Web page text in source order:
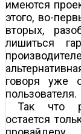
имеются
этого, во-
вторых,
лишиться
говоря уже
пользователя.
Так что
остается